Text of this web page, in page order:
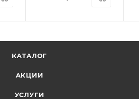
КАТАЛОГ
АКЦИИ
УСЛУГИ